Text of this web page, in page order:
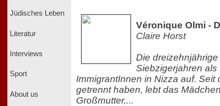
Jüdisches Leben
Literatur
Interviews
Sport
About us
Véronique Olmi -
Claire Horst
Die
Siebzigerjahren
ImmigrantInnen in Nizza auf. Seit
getrennt haben, lebt das
Großmutter,...